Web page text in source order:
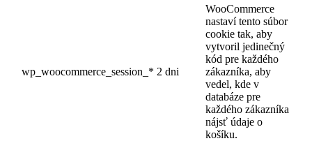
wp_woocommerce_session_* 2 dni
WooCommerce
nastaví tento súbor
cookie tak, aby
vytvoril jedinečný
kód pre každého
zákazníka, aby
vedel, kde v
databáze pre
každého zákazníka
nájsť údaje o
košíku.